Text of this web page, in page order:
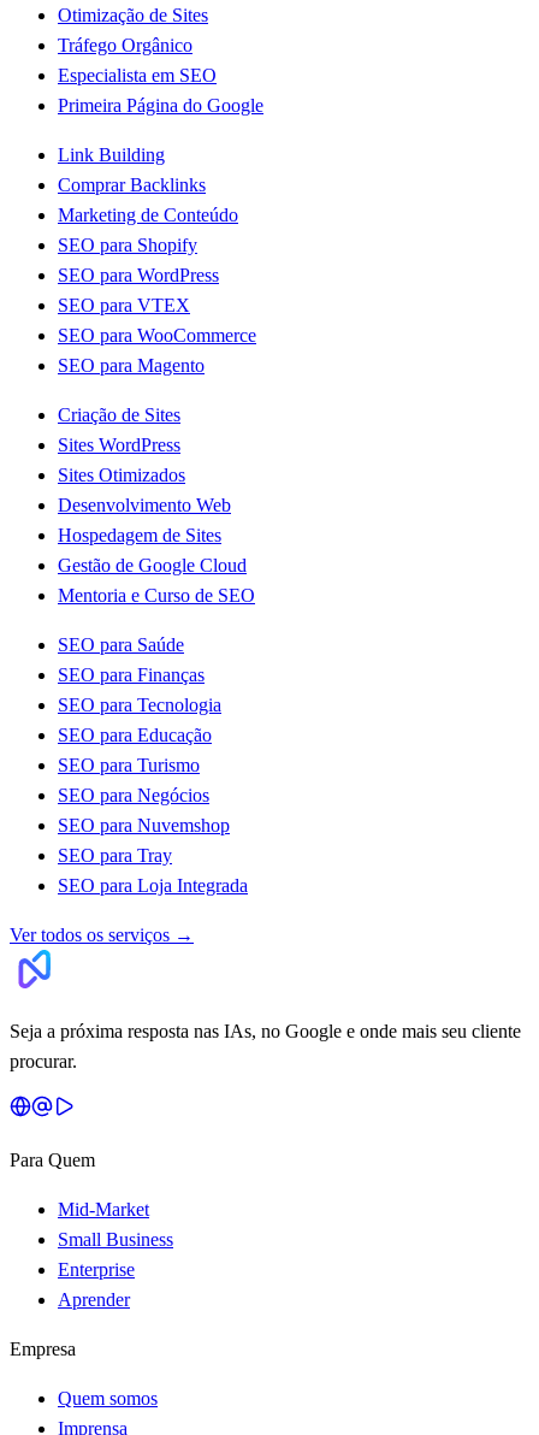
Otimização de Sites
Tráfego Orgânico
Especialista em SEO
Primeira Página do Google
Link Building
Comprar Backlinks
Marketing de Conteúdo
SEO para Shopify
SEO para WordPress
SEO para VTEX
SEO para WooCommerce
SEO para Magento
Criação de Sites
Sites WordPress
Sites Otimizados
Desenvolvimento Web
Hospedagem de Sites
Gestão de Google Cloud
Mentoria e Curso de SEO
SEO para Saúde
SEO para Finanças
SEO para Tecnologia
SEO para Educação
SEO para Turismo
SEO para Negócios
SEO para Nuvemshop
SEO para Tray
SEO para Loja Integrada
Ver todos os serviços →
Seja a próxima resposta nas IAs, no Google e onde mais seu cliente
procurar.
Para Quem
Mid-Market
Small Business
Enterprise
Aprender
Empresa
Quem somos
Imprensa